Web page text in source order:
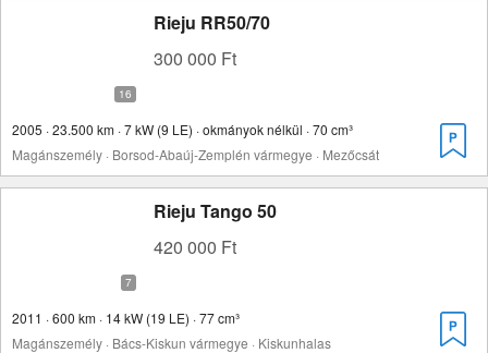
Rieju RR50/70
300 000 Ft
2005 · 23.500 km · 7 kW (9 LE) · okmányok nélkül · 70 cm³
Magánszemély · Borsod-Abaúj-Zemplén vármegye · Mezőcsát
Rieju Tango 50
420 000 Ft
2011 · 600 km · 14 kW (19 LE) · 77 cm³
Magánszemély · Bács-Kiskun vármegye · Kiskunhalas